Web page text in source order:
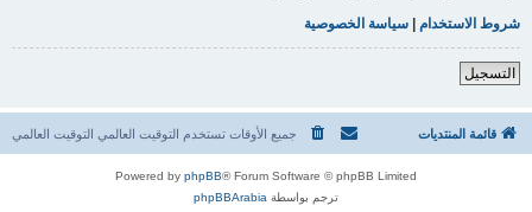
شروط الاستخدام | سياسة الخصوصية
التسجيل
قائمة المنتديات جميع الأوقات تستخدم التوقيت العالمي التوقيت العالمي
Powered by phpBB® Forum Software © phpBB Limited
ترجم بواسطة phpBBArabia